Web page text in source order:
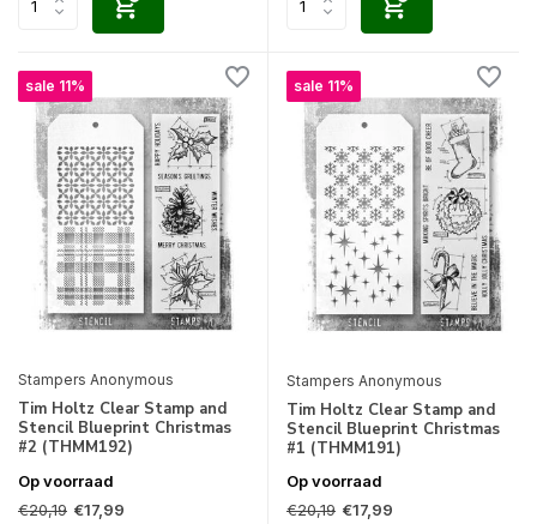
sale 11%
Stampers Anonymous
Tim Holtz Clear Stamp and
Stencil Blueprint Christmas
#2 (THMM192)
Op voorraad
€20,19 €17,99
sale 11%
Stampers Anonymous
Tim Holtz Clear Stamp and
Stencil Blueprint Christmas
#1 (THMM191)
Op voorraad
€20,19 €17,99